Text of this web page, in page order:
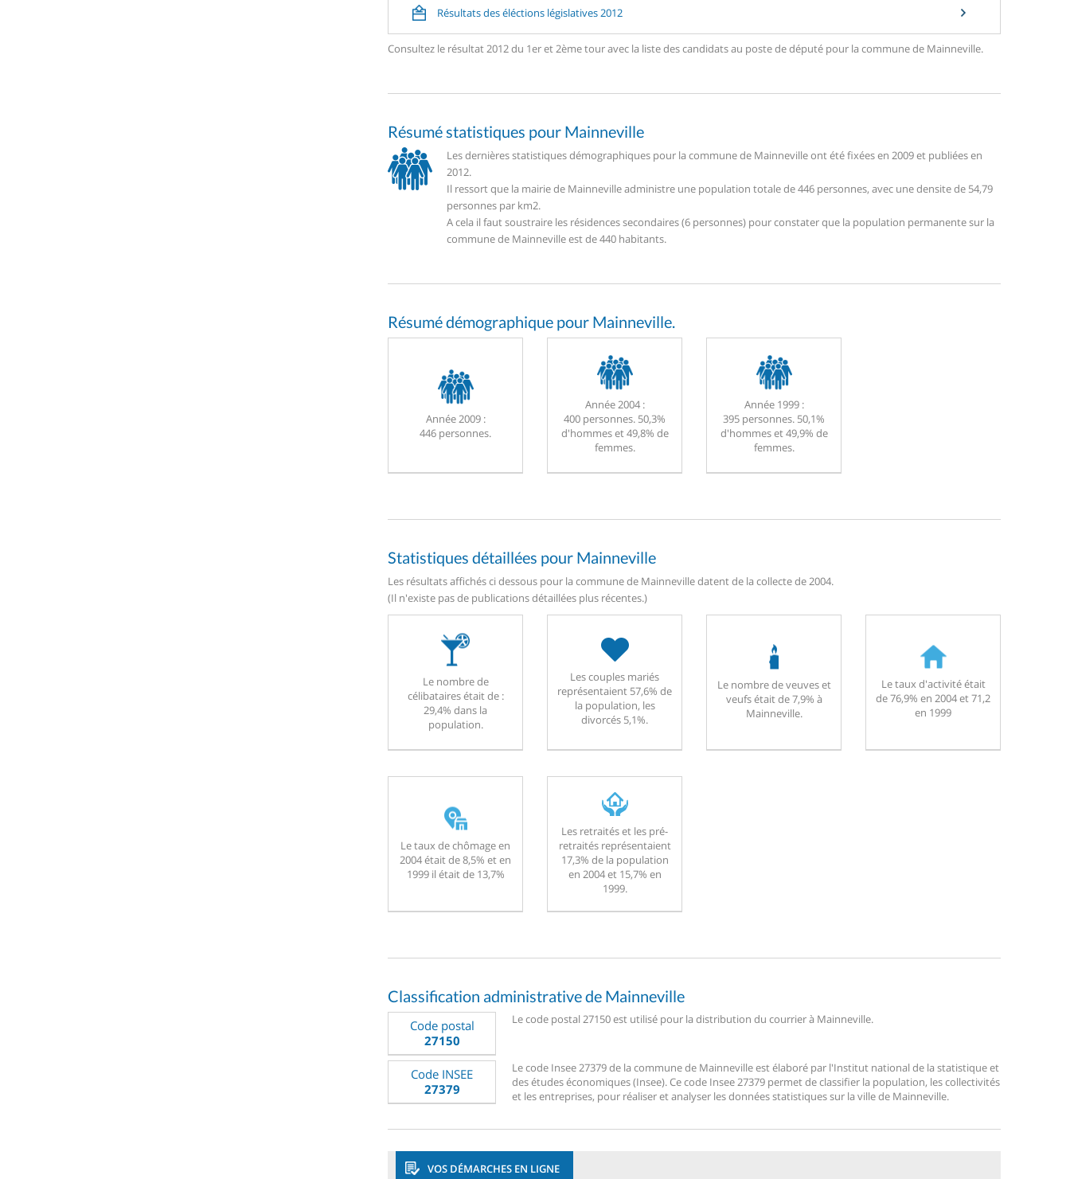
Résultats des éléctions législatives 2012
Consultez le résultat 2012 du 1er et 2ème tour avec la liste des candidats au poste de député pour la commune de Mainneville.
Résumé statistiques pour Mainneville
Les dernières statistiques démographiques pour la commune de Mainneville ont été fixées en 2009 et publiées en
2012.
Il ressort que la mairie de Mainneville administre une population totale de 446 personnes, avec une densite de 54,79
personnes par km2.
A cela il faut soustraire les résidences secondaires (6 personnes) pour constater que la population permanente sur la
commune de Mainneville est de 440 habitants.
Résumé démographique pour Mainneville.
Année 2009 :
446 personnes.
Année 2004 :
400 personnes. 50,3%
d'hommes et 49,8% de
femmes.
Année 1999 :
395 personnes. 50,1%
d'hommes et 49,9% de
femmes.
Statistiques détaillées pour Mainneville
Les résultats affichés ci dessous pour la commune de Mainneville datent de la collecte de 2004.
(Il n'existe pas de publications détaillées plus récentes.)
Le nombre de
célibataires était de :
29,4% dans la
population.
Les couples mariés
représentaient 57,6% de
la population, les
divorcés 5,1%.
Le nombre de veuves et
veufs était de 7,9% à
Mainneville.
Le taux d'activité était
de 76,9% en 2004 et 71,2
en 1999
Le taux de chômage en
2004 était de 8,5% et en
1999 il était de 13,7%
Les retraités et les pré-
retraités représentaient
17,3% de la population
en 2004 et 15,7% en
1999.
Classification administrative de Mainneville
Code postal
27150
Le code postal 27150 est utilisé pour la distribution du courrier à Mainneville.
Code INSEE
27379
Le code Insee 27379 de la commune de Mainneville est élaboré par l'Institut national de la statistique et
des études économiques (Insee). Ce code Insee 27379 permet de classifier la population, les collectivités
et les entreprises, pour réaliser et analyser les données statistiques sur la ville de Mainneville.
VOS DÉMARCHES EN LIGNE